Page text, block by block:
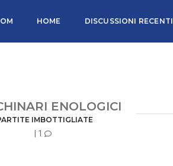
HOME DISCUSSIONI RECENTI
ENOLOGICI
IMBOTTIGLIATE
| 1